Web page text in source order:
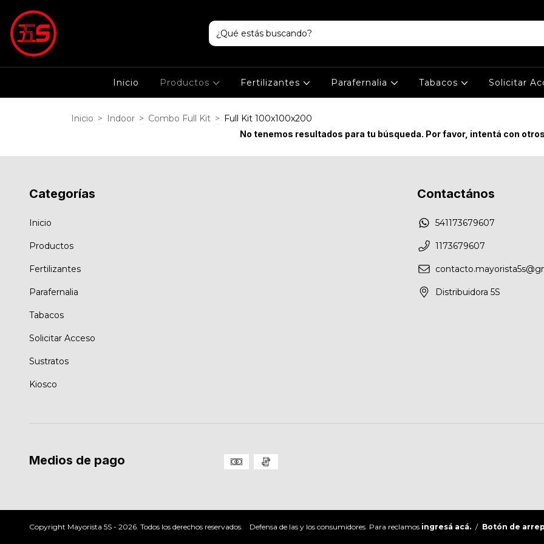
Inicio Productos Fertilizantes Parafernalia Tabacos Solicitar
Inicio > Indoor > Combo Full Kit > Full Kit 100x100x200
No tenemos resultados para tu búsqueda. Por favor, intentá con
Categorías
Inicio
Productos
Fertilizantes
Parafernalia
Tabacos
Solicitar Acceso
Sustratos
Kiosco
Contactános
541173679607
1173679607
Distribuidora 5S
Medios de pago
Copyright Mayorista 5S - 2026. Todos los derechos reservados. Defensa de las y los consumidores. Para reclamos ingresá acá. / Botón de